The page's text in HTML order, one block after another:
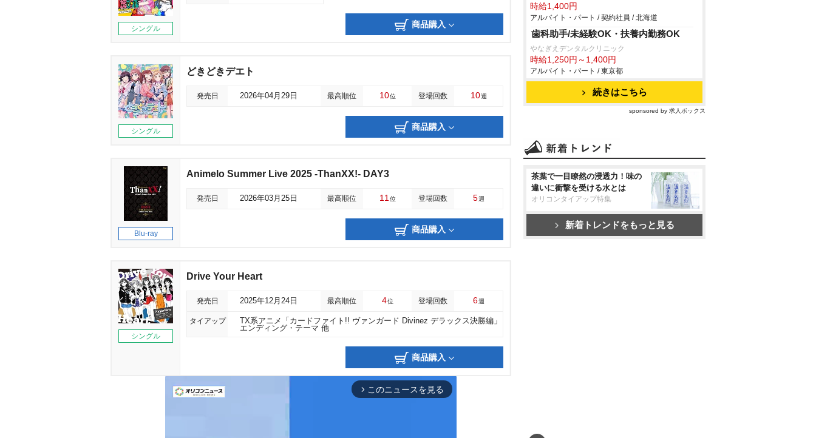
シングル 商品購入
シングル
どきどきデエト
発売日 2026年04月29日 最高順位 10位 登場回数 10週
商品購入
Blu-ray
Animelo Summer Live 2025 -ThanXX!- DAY3
発売日 2026年03月25日 最高順位 11 位 登場回数 5週
商品購入
シングル
Drive Your Heart
発売日 2025年12月24日 最高順位 4位 登場回数 6週
タイアップ
TX系アニメ「カードファイト!! ヴァンガード Divinez デラックス決勝編」
エンディング・テーマ 他
商品購入
arrow_forward_ios このニュースを見る
時給1,400円
アルバイト・パート / 契約社員 / 北海道
歯科助手/未経験OK・扶養内勤務OK
なぎえデンタルクリニック
時給1,250円～1,400円
アルバイト・パート / 東京都
続きはこちら
sponsored by 求人ボックス
茶葉で一目瞭然の浸透力！味の
違いに衝撃を受ける水とは
オリコンタイアップ特集
新着トレンドをもっと見る